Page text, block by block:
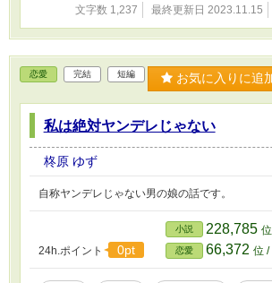
文字数 1,237 最終更新日 2023.11.15
恋愛 完結 短編 お気に入りに追
私は絶対ヤンデレじゃない
柊原 ゆず
自称ヤンデレじゃない男の娘の話です。
24h.ポイント 0pt
小説 228,785
恋愛 66,372 位